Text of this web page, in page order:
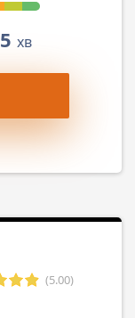
хв
(5.00)